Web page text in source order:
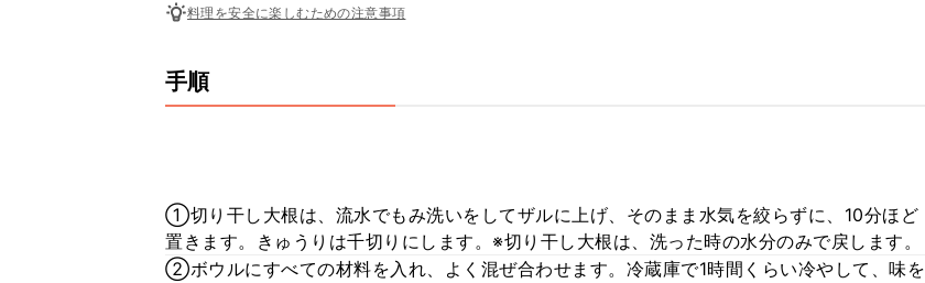
料理を安全に楽しむための注意事項
手順
①切り干し大根は、流水でもみ洗いをしてザルに上げ、そのまま水気を絞らずに、10分ほど
置きます。きゅうりは千切りにします。※切り干し大根は、洗った時の水分のみで戻します。
②ボウルにすべての材料を入れ、よく混ぜ合わせます。冷蔵庫で1時間くらい冷やして、味を